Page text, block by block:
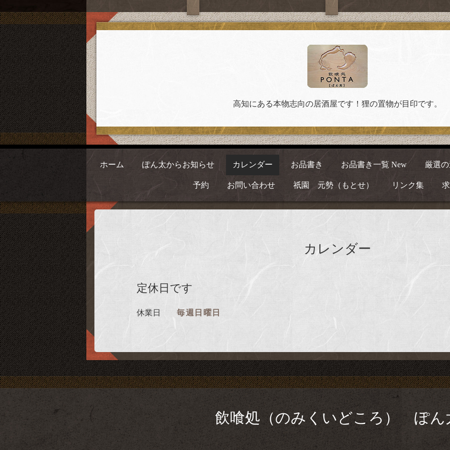
高知にある本物志向の居酒屋です！狸の置物が目印です。
ホーム ぽん太からお知らせ カレンダー お品書き お品書き一覧 New 厳選
予約 お問い合わせ 祇園 元勢（もとせ） リンク集
カレンダー
定休日です
休業日 毎週日曜日
飲喰処（のみくいどころ） ぽん